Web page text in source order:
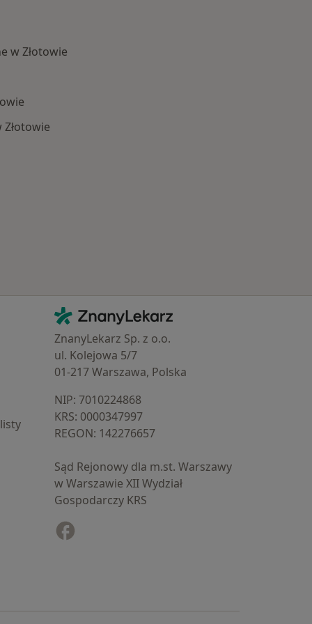
w Złotowie
Kontakt
ZnanyLekarz - Strona główna
ZnanyLekarz Sp. z o.o.
ul. Kolejowa 5/7
01-217 Warszawa, Polska
NIP: ⁠7010224868
KRS: ⁠0000347997
REGON: ⁠142276657
Sąd Rejonowy dla m.st. Warszawy
w Warszawie XII Wydział
Gospodarczy KRS